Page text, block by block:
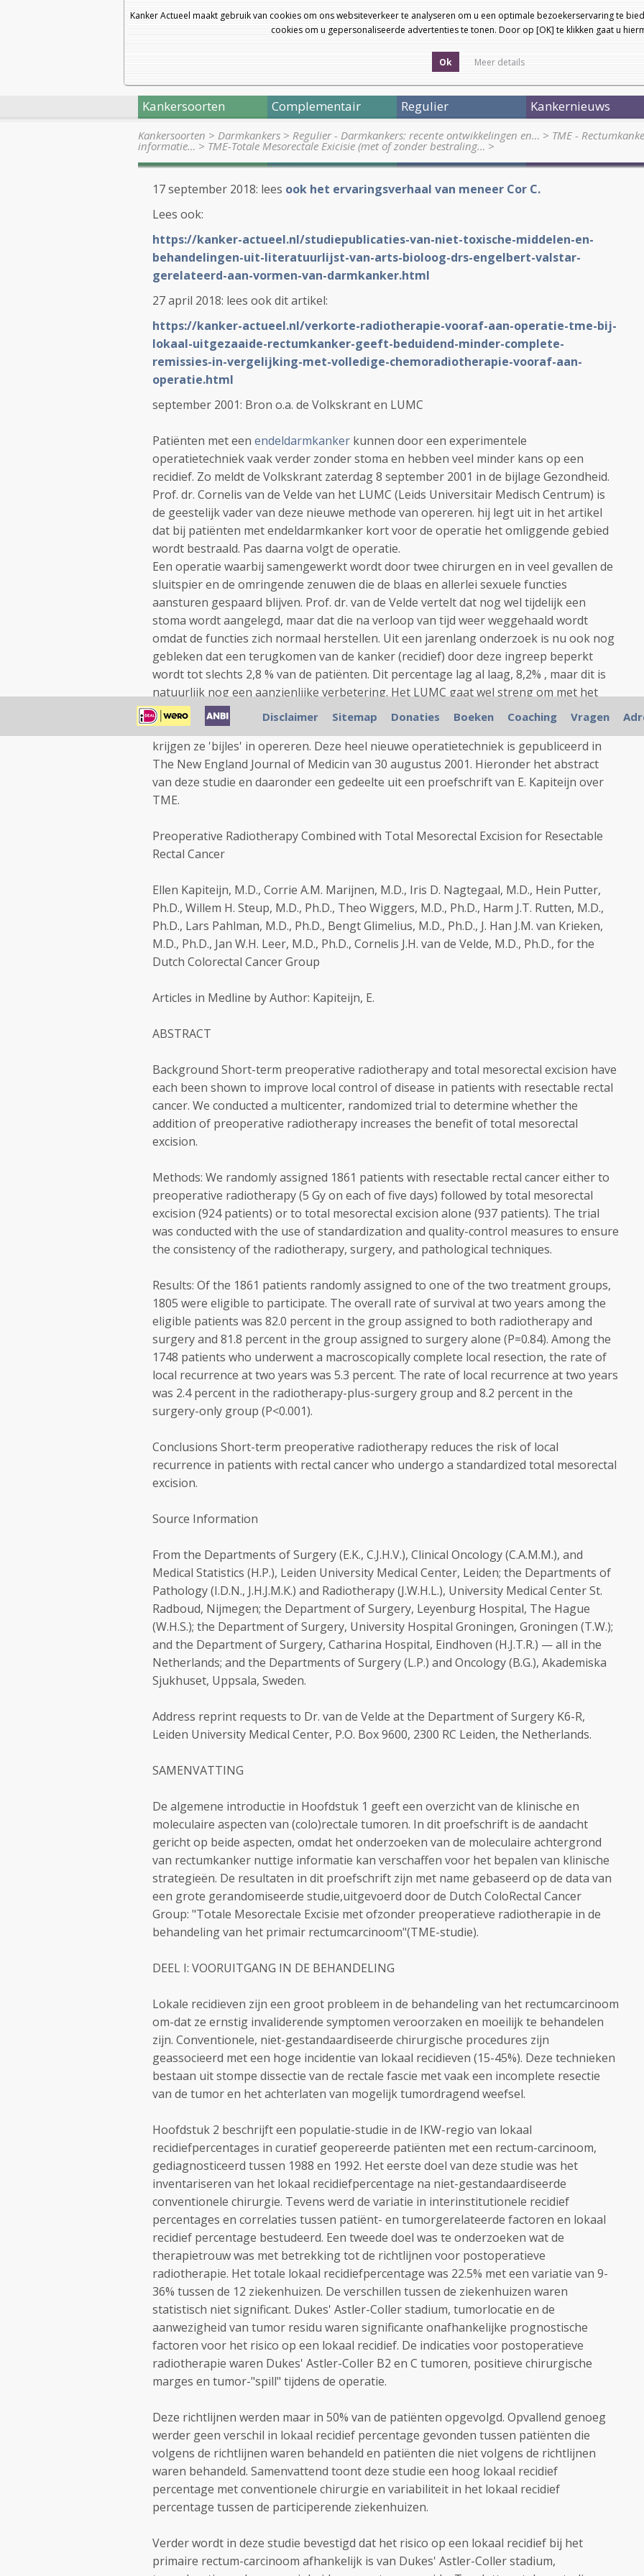
Kanker Actueel maakt gebruik van cookies om ons websiteverkeer te analyseren om u een optimale bezoekerservaring te
cookies om u gepersonaliseerde advertenties te tonen. Door op [OK] te klikken gaat u
Ok Meer details
Kankersoorten Complementair Regulier Kankernieuws
Kankersoorten > Darmkankers > Regulier - Darmkankers: recente ontwikkelingen en… > TME -
informatie… > TME-Totale Mesorectale Exicisie (met of zonder bestraling… >
17 september 2018: lees ook het ervaringsverhaal van meneer Cor C.
Lees ook:
https://kanker-actueel.nl/studiepublicaties-van-niet-toxische-middelen-en-
behandelingen-uit-literatuurlijst-van-arts-bioloog-drs-engelbert-valstar-
gerelateerd-aan-vormen-van-darmkanker.html
27 april 2018: lees ook dit artikel:
https://kanker-actueel.nl/verkorte-radiotherapie-vooraf-aan-operatie-tme-bij-
lokaal-uitgezaaide-rectumkanker-geeft-beduidend-minder-complete-
remissies-in-vergelijking-met-volledige-chemoradiotherapie-vooraf-aan-
operatie.html
september 2001: Bron o.a. de Volkskrant en LUMC
Patiënten met een endeldarmkanker kunnen door een experimentele
operatietechniek vaak verder zonder stoma en hebben veel minder kans op een
recidief. Zo meldt de Volkskrant zaterdag 8 september 2001 in de bijlage Gezondheid.
Prof. dr. Cornelis van de Velde van het LUMC (Leids Universitair Medisch Centrum) is
de geestelijk vader van deze nieuwe methode van opereren. hij legt uit in het artikel
dat bij patiënten met endeldarmkanker kort voor de operatie het omliggende gebied
wordt bestraald. Pas daarna volgt de operatie.
Een operatie waarbij samengewerkt wordt door twee chirurgen en in veel gevallen de
sluitspier en de omringende zenuwen die de blaas en allerlei sexuele functies
aansturen gespaard blijven. Prof. dr. van de Velde vertelt dat nog wel tijdelijk een
stoma wordt aangelegd, maar dat die na verloop van tijd weer weggehaald wordt
omdat de functies zich normaal herstellen. Uit een jarenlang onderzoek is nu ook nog
gebleken dat een terugkomen van de kanker (recidief) door deze ingreep beperkt
wordt tot slechts 2,8 % van de patiënten. Dit percentage lag al laag, 8,2% , maar dit is
natuurlijk nog een aanzienlijke verbetering. Het LUMC gaat wel streng om met het
delen van deze nieuwe techniek en informatie. De operatie mag alleen uitgevoerd
worden in het LUMC en zodra chirurgen de operatie niet zorgvuldig genoeg uitvoeren
krijgen ze 'bijles' in opereren. Deze heel nieuwe operatietechniek is gepubliceerd in
The New England Journal of Medicin van 30 augustus 2001. Hieronder het abstract
van deze studie en daaronder een gedeelte uit een proefschrift van E. Kapiteijn over
TME.
Preoperative Radiotherapy Combined with Total Mesorectal Excision for Resectable
Rectal Cancer
Ellen Kapiteijn, M.D., Corrie A.M. Marijnen, M.D., Iris D. Nagtegaal, M.D., Hein Putter,
Ph.D., Willem H. Steup, M.D., Ph.D., Theo Wiggers, M.D., Ph.D., Harm J.T. Rutten, M.D.,
Ph.D., Lars Pahlman, M.D., Ph.D., Bengt Glimelius, M.D., Ph.D., J. Han J.M. van Krieken,
M.D., Ph.D., Jan W.H. Leer, M.D., Ph.D., Cornelis J.H. van de Velde, M.D., Ph.D., for the
Dutch Colorectal Cancer Group
Articles in Medline by Author: Kapiteijn, E.
ABSTRACT
Background Short-term preoperative radiotherapy and total mesorectal excision have
each been shown to improve local control of disease in patients with resectable rectal
cancer. We conducted a multicenter, randomized trial to determine whether the
addition of preoperative radiotherapy increases the benefit of total mesorectal
excision.
Methods: We randomly assigned 1861 patients with resectable rectal cancer either to
preoperative radiotherapy (5 Gy on each of five days) followed by total mesorectal
excision (924 patients) or to total mesorectal excision alone (937 patients). The trial
was conducted with the use of standardization and quality-control measures to ensure
the consistency of the radiotherapy, surgery, and pathological techniques.
Results: Of the 1861 patients randomly assigned to one of the two treatment groups,
1805 were eligible to participate. The overall rate of survival at two years among the
eligible patients was 82.0 percent in the group assigned to both radiotherapy and
surgery and 81.8 percent in the group assigned to surgery alone (P=0.84). Among the
1748 patients who underwent a macroscopically complete local resection, the rate of
local recurrence at two years was 5.3 percent. The rate of local recurrence at two years
was 2.4 percent in the radiotherapy-plus-surgery group and 8.2 percent in the
surgery-only group (P<0.001).
Conclusions Short-term preoperative radiotherapy reduces the risk of local
recurrence in patients with rectal cancer who undergo a standardized total mesorectal
excision.
Source Information
From the Departments of Surgery (E.K., C.J.H.V.), Clinical Oncology (C.A.M.M.), and
Medical Statistics (H.P.), Leiden University Medical Center, Leiden; the Departments of
Pathology (I.D.N., J.H.J.M.K.) and Radiotherapy (J.W.H.L.), University Medical Center St.
Radboud, Nijmegen; the Department of Surgery, Leyenburg Hospital, The Hague
(W.H.S.); the Department of Surgery, University Hospital Groningen, Groningen (T.W.);
and the Department of Surgery, Catharina Hospital, Eindhoven (H.J.T.R.) — all in the
Netherlands; and the Departments of Surgery (L.P.) and Oncology (B.G.), Akademiska
Sjukhuset, Uppsala, Sweden.
Address reprint requests to Dr. van de Velde at the Department of Surgery K6-R,
Leiden University Medical Center, P.O. Box 9600, 2300 RC Leiden, the Netherlands.
SAMENVATTING
De algemene introductie in Hoofdstuk 1 geeft een overzicht van de klinische en
moleculaire aspecten van (colo)rectale tumoren. In dit proefschrift is de aandacht
gericht op beide aspecten, omdat het onderzoeken van de moleculaire achtergrond
van rectumkanker nuttige informatie kan verschaffen voor het bepalen van klinische
strategieën. De resultaten in dit proefschrift zijn met name gebaseerd op de data van
een grote gerandomiseerde studie,uitgevoerd door de Dutch ColoRectal Cancer
Group: "Totale Mesorectale Excisie met ofzonder preoperatieve radiotherapie in de
behandeling van het primair rectumcarcinoom"(TME-studie).
DEEL I: VOORUITGANG IN DE BEHANDELING
Lokale recidieven zijn een groot probleem in de behandeling van het rectumcarcinoom
om-dat ze ernstig invaliderende symptomen veroorzaken en moeilijk te behandelen
zijn. Conventionele, niet-gestandaardiseerde chirurgische procedures zijn
geassocieerd met een hoge incidentie van lokaal recidieven (15-45%). Deze technieken
bestaan uit stompe dissectie van de rectale fascie met vaak een incomplete resectie
van de tumor en het achterlaten van mogelijk tumordragend weefsel.
Hoofdstuk 2 beschrijft een populatie-studie in de IKW-regio van lokaal
recidiefpercentages in curatief geopereerde patiënten met een rectum-carcinoom,
gediagnosticeerd tussen 1988 en 1992. Het eerste doel van deze studie was het
inventariseren van het lokaal recidiefpercentage na niet-gestandaardiseerde
conventionele chirurgie. Tevens werd de variatie in interinstitutionele recidief
percentages en correlaties tussen patiënt- en tumorgerelateerde factoren en lokaal
recidief percentage bestudeerd. Een tweede doel was te onderzoeken wat de
therapietrouw was met betrekking tot de richtlijnen voor postoperatieve
radiotherapie. Het totale lokaal recidiefpercentage was 22.5% met een variatie van 9-
36% tussen de 12 ziekenhuizen. De verschillen tussen de ziekenhuizen waren
statistisch niet significant. Dukes' Astler-Coller stadium, tumorlocatie en de
aanwezigheid van tumor residu waren significante onafhankelijke prognostische
factoren voor het risico op een lokaal recidief. De indicaties voor postoperatieve
radiotherapie waren Dukes' Astler-Coller B2 en C tumoren, positieve chirurgische
marges en tumor-"spill" tijdens de operatie.
Deze richtlijnen werden maar in 50% van de patiënten opgevolgd. Opvallend genoeg
werder geen verschil in lokaal recidief percentage gevonden tussen patiënten die
volgens de richtlijnen waren behandeld en patiënten die niet volgens de richtlijnen
waren behandeld. Samenvattend toont deze studie een hoog lokaal recidief
percentage met conventionele chirurgie en variabiliteit in het lokaal recidief
percentage tussen de participerende ziekenhuizen.
Verder wordt in deze studie bevestigd dat het risico op een lokaal recidief bij het
primaire rectum-carcinoom afhankelijk is van Dukes' Astler-Coller stadium,
Disclaimer Sitemap Donaties Boeken Coaching Vragen